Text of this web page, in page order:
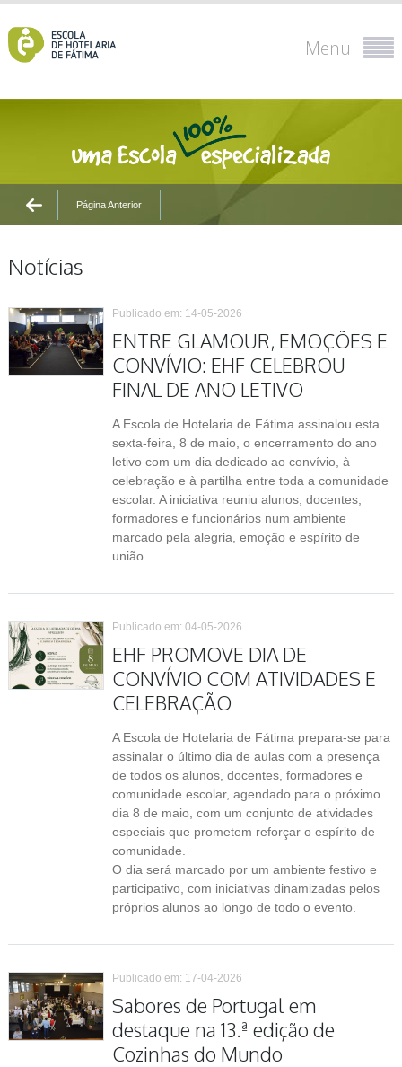
Menu
Página Anterior
Notícias
Publicado em: 14-05-2026
ENTRE GLAMOUR, EMOÇÕES E
CONVÍVIO: EHF CELEBROU
FINAL DE ANO LETIVO
A Escola de Hotelaria de Fátima assinalou esta
sexta-feira, 8 de maio, o encerramento do ano
letivo com um dia dedicado ao convívio, à
celebração e à partilha entre toda a comunidade
escolar. A iniciativa reuniu alunos, docentes,
formadores e funcionários num ambiente
marcado pela alegria, emoção e espírito de
união.
Publicado em: 04-05-2026
EHF PROMOVE DIA DE
CONVÍVIO COM ATIVIDADES E
CELEBRAÇÃO
A Escola de Hotelaria de Fátima prepara-se para
assinalar o último dia de aulas com a presença
de todos os alunos, docentes, formadores e
comunidade escolar, agendado para o próximo
dia 8 de maio, com um conjunto de atividades
especiais que prometem reforçar o espírito de
comunidade.
O dia será marcado por um ambiente festivo e
participativo, com iniciativas dinamizadas pelos
próprios alunos ao longo de todo o evento.
Publicado em: 17-04-2026
Sabores de Portugal em
destaque na 13.ª edição de
Cozinhas do Mundo